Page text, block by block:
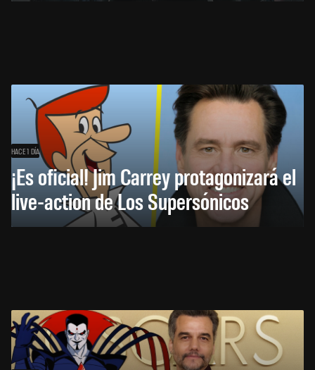
HACE 1 DÍA
¡Es oficial! Jim Carrey protagonizará el
live-action de Los Supersónicos